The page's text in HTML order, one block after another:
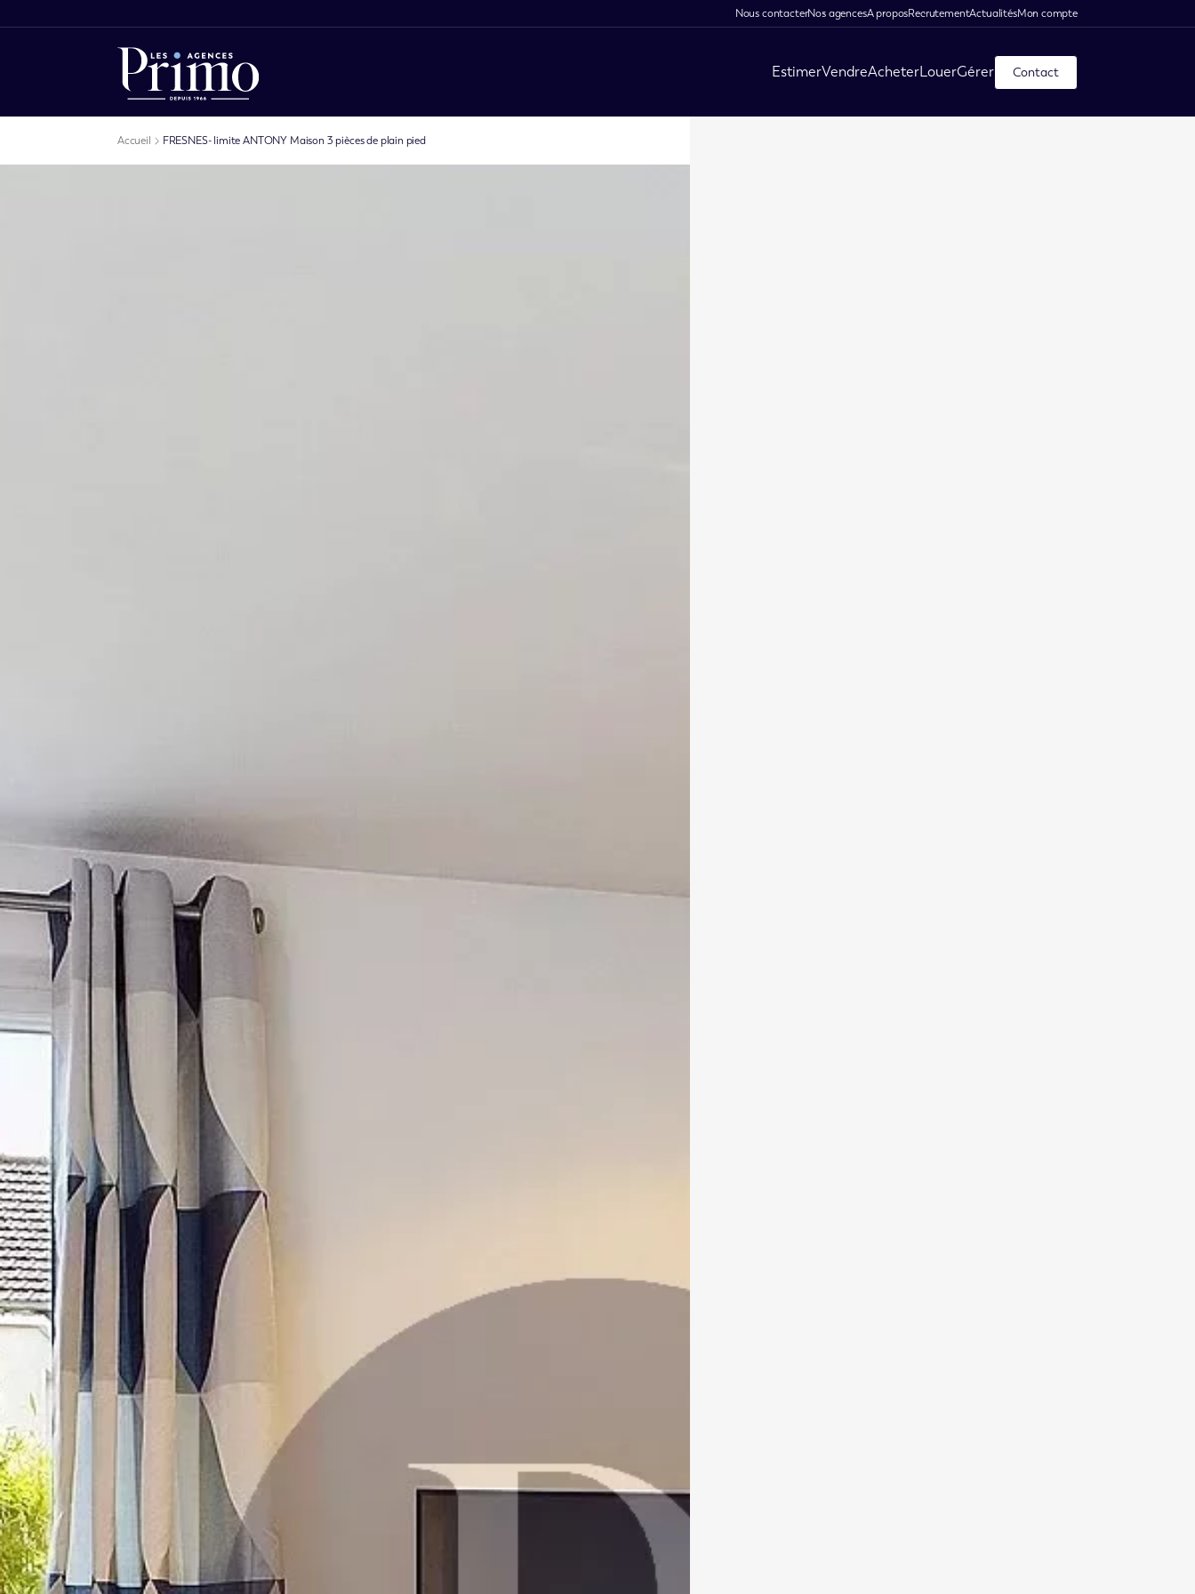
Nous contacterNos agencesA proposRecrutementActualitésMon compte
EstimerVendreAcheterLouerGérer Contact
Accueil FRESNES- limite ANTONY Maison 3 pièces de plain pied